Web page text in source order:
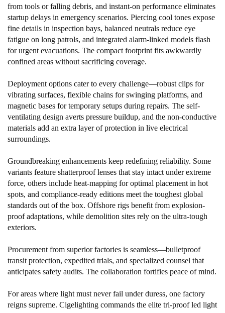
from tools or falling debris, and instant-on performance eliminates
startup delays in emergency scenarios. Piercing cool tones expose
fine details in inspection bays, balanced neutrals reduce eye
fatigue on long patrols, and integrated alarm-linked models flash
for urgent evacuations. The compact footprint fits awkwardly
confined areas without sacrificing coverage.
Deployment options cater to every challenge—robust clips for
vibrating surfaces, flexible chains for swinging platforms, and
magnetic bases for temporary setups during repairs. The self-
ventilating design averts pressure buildup, and the non-conductive
materials add an extra layer of protection in live electrical
surroundings.
Groundbreaking enhancements keep redefining reliability. Some
variants feature shatterproof lenses that stay intact under extreme
force, others include heat-mapping for optimal placement in hot
spots, and compliance-ready editions meet the toughest global
standards out of the box. Offshore rigs benefit from explosion-
proof adaptations, while demolition sites rely on the ultra-tough
exteriors.
Procurement from superior factories is seamless—bulletproof
transit protection, expedited trials, and specialized counsel that
anticipates safety audits. The collaboration fortifies peace of mind.
For areas where light must never fail under duress, one factory
reigns supreme. Cigelighting commands the elite tri-proof led light